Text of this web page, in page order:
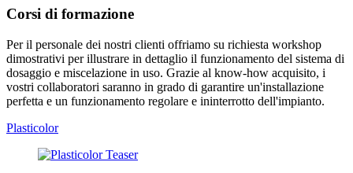
Corsi di formazione
Per il personale dei nostri clienti offriamo su richiesta workshop
dimostrativi per illustrare in dettaglio il funzionamento del sistema di
dosaggio e miscelazione in uso. Grazie al know-how acquisito, i
vostri collaboratori saranno in grado di garantire un'installazione
perfetta e un funzionamento regolare e ininterrotto dell'impianto.
Plasticolor